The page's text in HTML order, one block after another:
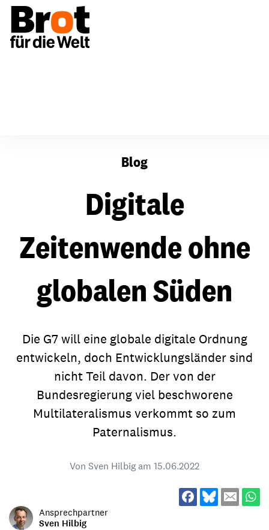
Blog
Digitale
Zeitenwende ohne
globalen Süden
Die G7 will eine globale digitale Ordnung
entwickeln, doch Entwicklungsländer sind
nicht Teil davon. Der von der
Bundesregierung viel beschworene
Multilateralismus verkommt so zum
Paternalismus.
Von Sven Hilbig am 15.06.2022
Ansprechpartner
Sven Hilbig